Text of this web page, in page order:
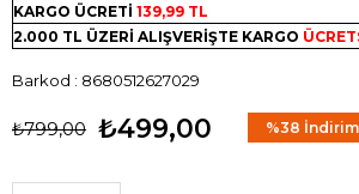
KARGO ÜCRETİ139,99 TL
2.000 TL ÜZERİ ALIŞVERİŞTE KARGO
Barkod : 8680512627029
₺799,00 ₺499,00 %38 İndirim